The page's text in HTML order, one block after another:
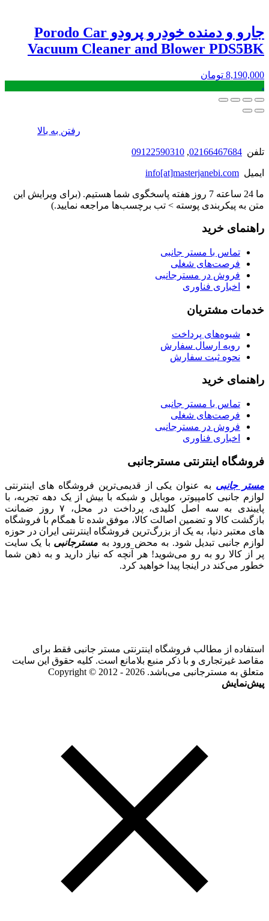
جارو و دمنده خودرو پرودو Porodo Car
Vacuum Cleaner and Blower PDS5BK
8,190,000 تومان
.
رفتن به بالا
تلفن 02166467684
,
09122590310
ایمیل info[at]masterjanebi.com
ما 24 ساعته 7 روز هفته پاسخگوی شما هستیم. (برای ویرایش این
متن به پیکربندی پوسته > تب برچسب‌ها مراجعه نمایید.)
راهنمای خرید
تماس با مستر جانبی
فرصت‌های شغلی
فروش در مسترجانبی
اخباری فناوری
خدمات مشتریان
شیوه‌های پرداخت
رویه ارسال سفارش
نحوه ثبت سفارش
راهنمای خرید
تماس با مستر جانبی
فرصت‌های شغلی
فروش در مسترجانبی
اخباری فناوری
فروشگاه اینترنتی مسترجانبی
مستر جانبی به عنوان یکی از قدیمی‌ترین فروشگاه های اینترنتی
لوازم جانبی کامپیوتر، موبایل و شبکه با بیش از یک دهه تجربه، با
پایبندی به سه اصل کلیدی، پرداخت در محل، ۷ روز ضمانت
بازگشت کالا و تضمین اصالت کالا، موفق شده تا همگام با فروشگاه‌
های معتبر دنیا، به یک از بزرگ‌ترین فروشگاه اینترنتی ایران در حوزه
لوازم جانبی تبدیل شود. به محض ورود به مسترجانبی با یک سایت
پر از کالا رو به رو می‌شوید! هر آنچه که نیاز دارید و به ذهن شما
خطور می‌کند در اینجا پیدا خواهید کرد.
استفاده از مطالب فروشگاه اینترنتی مستر جانبی فقط برای
مقاصد غیرتجاری و با ذکر منبع بلامانع است. کلیه حقوق این سایت
متعلق به مسترجانبی می‌باشد. Copyright © 2012 - 2026
پیش‌نمایش